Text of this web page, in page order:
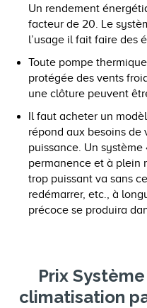
Un rendement
facteur de 20. Le
l’usage il fait faire des
Toute pompe
protégée des vents
une clôture peuvent
Il faut acheter un
répond aux besoins de
puissance. Un
permanence et à plein
trop puissant va sans
redémarrer, etc., à
précoce se produira
Prix
climatisation